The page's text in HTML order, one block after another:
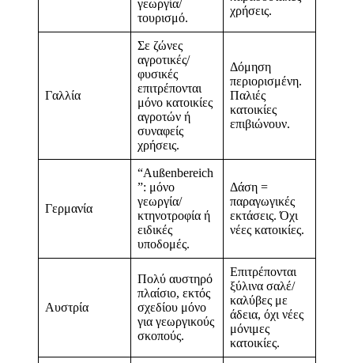
γεωργία/
τουρισμό.
χρήσεις.
Γαλλία
Σε ζώνες
αγροτικές/
φυσικές
επιτρέπονται
μόνο κατοικίες
αγροτών ή
συναφείς
χρήσεις.
Δόμηση
περιορισμένη.
Παλιές
κατοικίες
επιβιώνουν.
Γερμανία
“Außenbereich
”: μόνο
γεωργία/
κτηνοτροφία ή
ειδικές
υποδομές.
Δάση =
παραγωγικές
εκτάσεις. Όχι
νέες κατοικίες.
Αυστρία
Πολύ αυστηρό
πλαίσιο, εκτός
σχεδίου μόνο
για γεωργικούς
σκοπούς.
Επιτρέπονται
ξύλινα σαλέ/
καλύβες με
άδεια, όχι νέες
μόνιμες
κατοικίες.